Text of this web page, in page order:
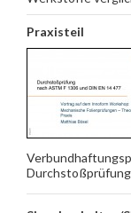
Praxisteil
Durchstoßprüfung